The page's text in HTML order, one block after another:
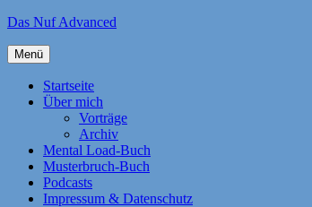
Zum
springen
Das Nuf Advanced
Menü
Startseite
Über mich
Vorträge
Archiv
Mental Load-Buch
Musterbruch-Buch
Podcasts
Impressum & Datenschutz